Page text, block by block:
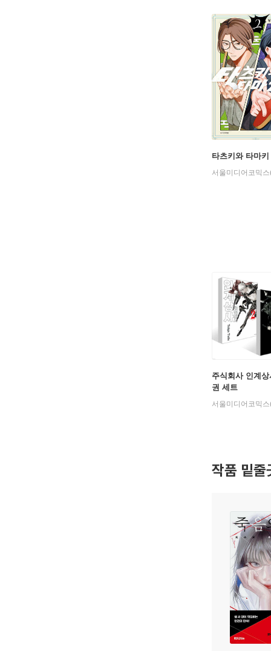
타츠키와 타마키
주식회사 인계
권 세트
작품 밑줄